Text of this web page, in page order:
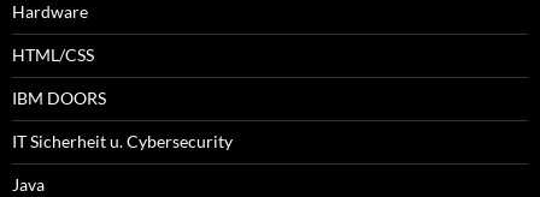
Hardware
HTML/CSS
IBM DOORS
IT Sicherheit u. Cybersecurity
Java